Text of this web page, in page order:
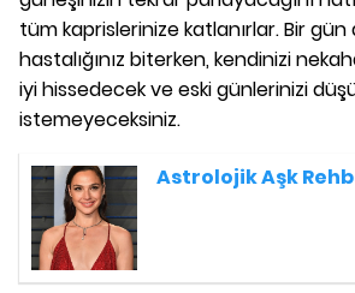
tüm kaprislerinize katlanırlar. Bir
hastalığınız biterken, kendinizi
iyi hissedecek ve eski günlerinizi
istemeyeceksiniz.
Astrolojik Aşk